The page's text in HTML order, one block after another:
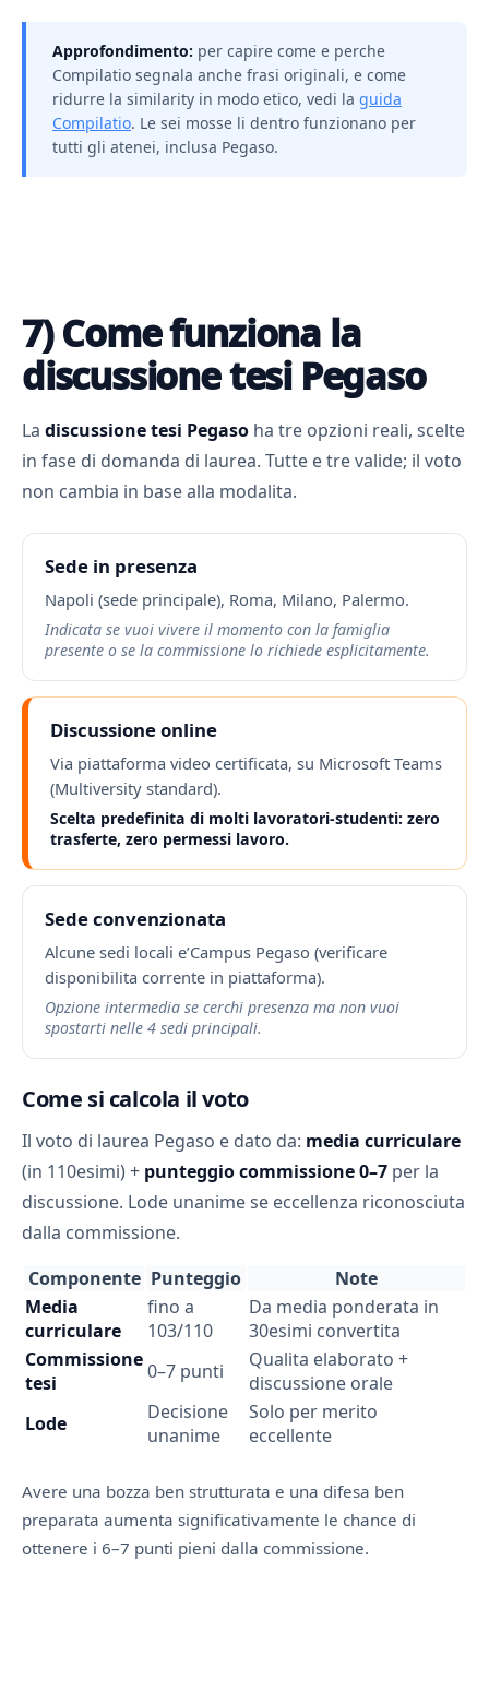
Approfondimento: per capire come e perche
Compilatio segnala anche frasi originali, e come
ridurre la similarity in modo etico, vedi la guida
Compilatio. Le sei mosse li dentro funzionano per
tutti gli atenei, inclusa Pegaso.
7) Come funziona la
discussione tesi Pegaso
La discussione tesi Pegaso ha tre opzioni reali, scelte
in fase di domanda di laurea. Tutte e tre valide; il voto
non cambia in base alla modalita.
Sede in presenza
Napoli (sede principale), Roma, Milano, Palermo.
Indicata se vuoi vivere il momento con la famiglia
presente o se la commissione lo richiede esplicitamente.
Discussione online
Via piattaforma video certificata, su Microsoft Teams
(Multiversity standard).
Scelta predefinita di molti lavoratori-studenti: zero
trasferte, zero permessi lavoro.
Sede convenzionata
Alcune sedi locali e’Campus Pegaso (verificare
disponibilita corrente in piattaforma).
Opzione intermedia se cerchi presenza ma non vuoi
spostarti nelle 4 sedi principali.
Come si calcola il voto
Il voto di laurea Pegaso e dato da: media curriculare
(in 110esimi) + punteggio commissione 0–7 per la
discussione. Lode unanime se eccellenza riconosciuta
dalla commissione.
Componente Punteggio
Note
Media
curriculare
fino a
103/110
Da media ponderata in
30esimi convertita
Commissione
tesi
0–7 punti
Qualita elaborato +
discussione orale
Lode
Decisione
unanime
Solo per merito
eccellente
Avere una bozza ben strutturata e una difesa ben
preparata aumenta significativamente le chance di
ottenere i 6–7 punti pieni dalla commissione.